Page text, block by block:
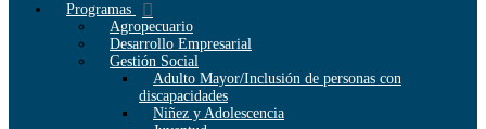
Programas
Agropecuario
Desarrollo Empresarial
Gestión Social
Adulto Mayor/Inclusión de personas con
discapacidades
Niñez y Adolescencia